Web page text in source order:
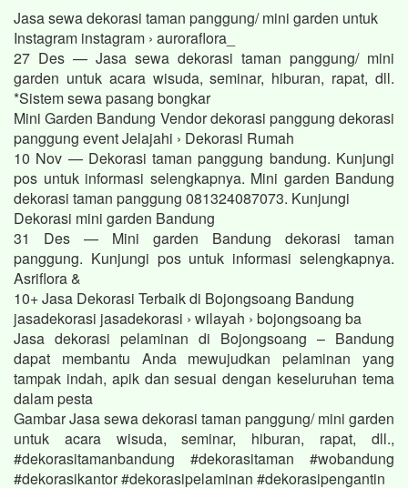
Jasa sewa dekorasi taman panggung/ mini garden untuk
Instagram instagram › auroraflora_
27 Des — Jasa sewa dekorasi taman panggung/ mini
garden untuk acara wisuda, seminar, hiburan, rapat, dll.
*Sistem sewa pasang bongkar
Mini Garden Bandung Vendor dekorasi panggung dekorasi
panggung event Jelajahi › Dekorasi Rumah
10 Nov — Dekorasi taman panggung bandung. Kunjungi
pos untuk informasi selengkapnya. Mini garden Bandung
dekorasi taman panggung 081324087073. Kunjungi
Dekorasi mini garden Bandung
31 Des — Mini garden Bandung dekorasi taman
panggung. Kunjungi pos untuk informasi selengkapnya.
Asriflora &
10+ Jasa Dekorasi Terbaik di Bojongsoang Bandung
jasadekorasi jasadekorasi › wilayah › bojongsoang ba
Jasa dekorasi pelaminan di Bojongsoang – Bandung
dapat membantu Anda mewujudkan pelaminan yang
tampak indah, apik dan sesuai dengan keseluruhan tema
dalam pesta
Gambar Jasa sewa dekorasi taman panggung/ mini garden
untuk acara wisuda, seminar, hiburan, rapat, dll.,
#dekorasitamanbandung #dekorasitaman #wobandung
#dekorasikantor #dekorasipelaminan #dekorasipengantin